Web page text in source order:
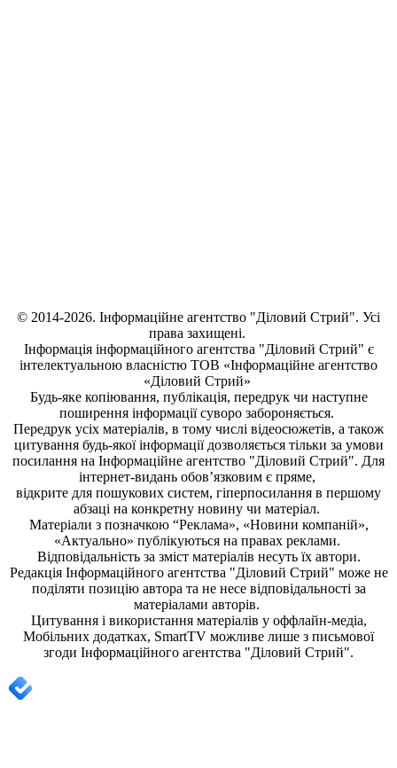
© 2014-2026. Інформаційне агентство "Діловий Стрий". Усі
права захищені.
Інформація інформаційного агентства "Діловий Стрий" є
інтелектуальною власністю ТОВ «Інформаційне агентство
«Діловий Стрий»
Будь-яке копiювання, публiкацiя, передрук чи наступне
поширення iнформацiї суворо забороняється.
Передрук усіх матеріалів, в тому числі відеосюжетів, а також
цитування будь-якої інформації дозволяється тільки за умови
посилання на Інформаційне агентство "Діловий Стрий". Для
інтернет-видань обов’язковим є пряме,
відкрите для пошукових систем, гіперпосилання в першому
абзаці на конкретну новину чи матеріал.
Матеріали з позначкою “Реклама», «Новини компаній»,
«Актуально» публікуються на правах реклами.
Відповідальність за зміст матеріалів несуть їх автори.
Редакція Інформаційного агентства "Діловий Стрий" може не
поділяти позицію автора та не несе відповідальності за
матеріалами авторів.
Цитування і використання матеріалів у оффлайн-медіа,
Мобільних додатках, SmartTV можливе лише з письмової
згоди Інформаційного агентства "Діловий Стрий".